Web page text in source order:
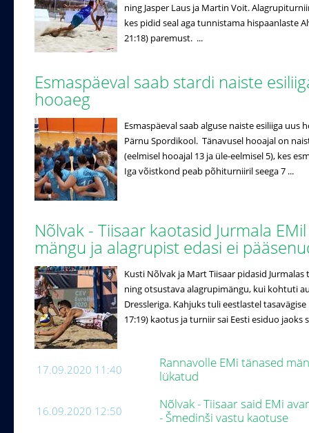
ning Jasper Laus ja Martin Voit.
kes pidid seal aga tunnistama hispaanlaste
21:18) paremust. ...
Esmaspäeval saab stardi naiste
hooaeg
Esmaspäeval saab alguse naiste esiliiga uus
Pärnu Spordikool. Tänavusel hooajal on
(eelmisel hooajal 13 ja üle-eelmisel 5), kes
Iga võistkond peab põhiturniiril seega 7 ...
Nõlvak - Tiisaar kaotasid Jurmala
mängu ja alagrupist edasi ei
Kusti Nõlvak ja Mart Tiisaar pidasid
ning otsustava alagrupimängu, kui kohtuti
Dressleriga. Kahjuks tuli eestlastel
17:19) kaotus ja turniir sai Eesti esiduo jaoks
17.09.2020 11:40
Rannavolle EMi tänased
lükatud
16.09.2020 12:50
Nõlvak - Tiisaar said EMi
- Šmedinši vastu kaotuse